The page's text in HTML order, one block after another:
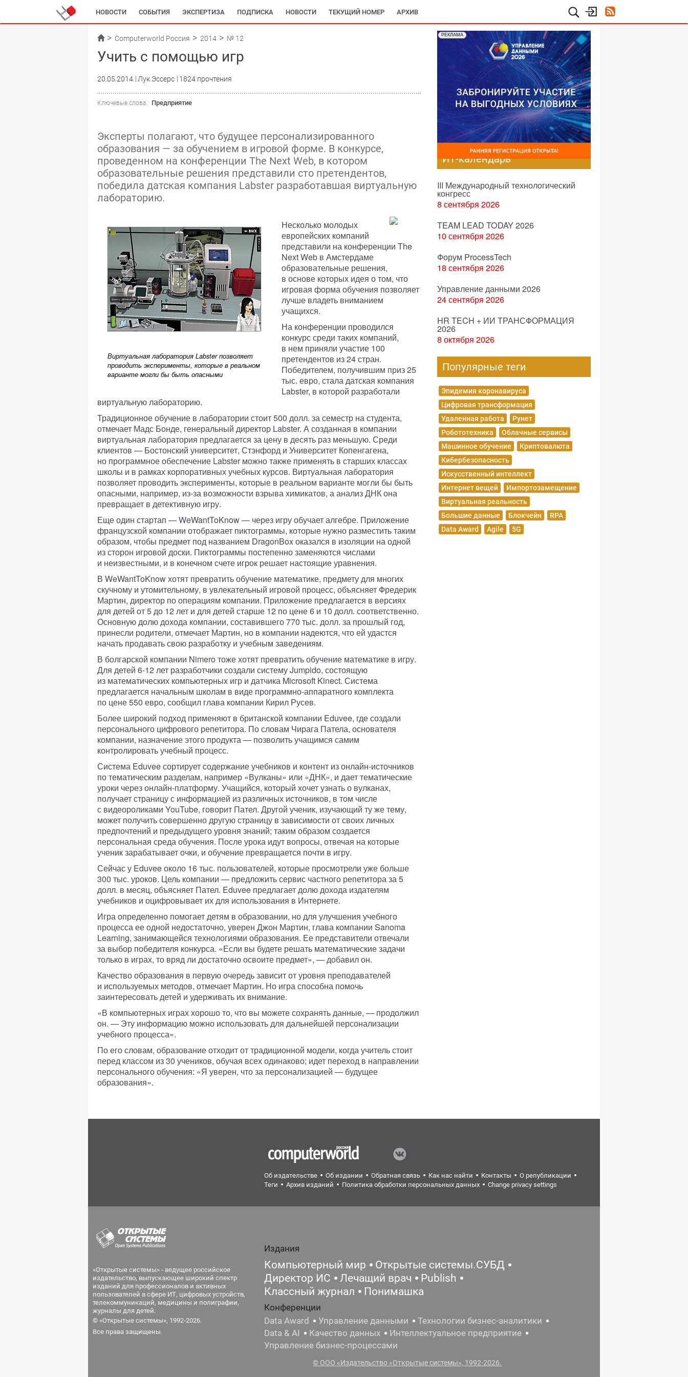
НОВОСТИ СОБЫТИЯ ЭКСПЕРТИЗА ПОДПИСКА НОВОСТИ ТЕКУЩИЙ НОМЕР АРХИВ
Computerworld Россия 2014 № 12
Учить с помощью игр
20.05.2014 Лук Эссерс 1824 прочтения
Ключевые слова : Предприятие
Эксперты полагают, что будущее персонализированного
образования — за обучением в игровой форме. В конкурсе,
проведенном на конференции The Next Web, в котором
образовательные решения представили сто претендентов,
победила датская компания Labster разработавшая виртуальную
лабораторию.
Виртуальная лаборатория Labster позволяет
проводить эксперименты, которые в реальном
варианте могли бы быть опасными
Несколько молодых
европейских компаний
представили на конференции The
Next Web в Амстердаме
образовательные решения,
в основе которых идея о том, что
игровая форма обучения позволяет
лучше владеть вниманием
учащихся.
На конференции проводился
конкурс среди таких компаний,
в нем приняли участие 100
претендентов из 24 стран.
Победителем, получившим приз 25
тыс. евро, стала датская компания
Labster, в которой разработали
виртуальную лабораторию.
Традиционное обучение в лаборатории стоит 500 долл. за семестр на студента,
отмечает Мадс Бонде, генеральный директор Labster. А созданная в компании
виртуальная лаборатория предлагается за цену в десять раз меньшую. Среди
клиентов — Бостонский университет, Стэнфорд и Университет Копенгагена,
но программное обеспечение Labster можно также применять в старших классах
школы и в рамках корпоративных учебных курсов. Виртуальная лаборатория
позволяет проводить эксперименты, которые в реальном варианте могли бы быть
опасными, например, из-за возможности взрыва химикатов, а анализ ДНК она
превращает в детективную игру.
Еще один стартап — WeWantToKnow — через игру обучает алгебре. Приложение
французской компании отображает пиктограммы, которые нужно разместить таким
образом, чтобы предмет под названием DragonBox оказался в изоляции на одной
из сторон игровой доски. Пиктограммы постепенно заменяются числами
и неизвестными, и в конечном счете игрок решает настоящие уравнения.
В WeWantToKnow хотят превратить обучение математике, предмету для многих
скучному и утомительному, в увлекательный игровой процесс, объясняет Фредерик
Мартин, директор по операциям компании. Приложение предлагается в версиях
для детей от 5 до 12 лет и для детей старше 12 по цене 6 и 10 долл. соответственно.
Основную долю дохода компании, составившего 770 тыс. долл. за прошлый год,
принесли родители, отмечает Мартин, но в компании надеются, что ей удастся
начать продавать свою разработку и учебным заведениям.
В болгарской компании Nimero тоже хотят превратить обучение математике в игру.
Для детей 6-12 лет разработчики создали систему Jumpido, состоящую
из математических компьютерных игр и датчика Microsoft Kinect. Система
предлагается начальным школам в виде программно-аппаратного комплекта
по цене 550 евро, сообщил глава компании Кирил Русев.
Более широкий подход применяют в британской компании Eduvee, где создали
персонального цифрового репетитора. По словам Чирага Патела, основателя
компании, назначение этого продукта — позволить учащимся самим
контролировать учебный процесс.
Система Eduvee сортирует содержание учебников и контент из онлайн-источников
по тематическим разделам, например «Вулканы» или «ДНК», и дает тематические
уроки через онлайн-платформу. Учащийся, который хочет узнать о вулканах,
получает страницу с информацией из различных источников, в том числе
с видеороликами YouTube, говорит Пател. Другой ученик, изучающий ту же тему,
может получить совершенно другую страницу в зависимости от своих личных
предпочтений и предыдущего уровня знаний; таким образом создается
персональная среда обучения. После урока идут вопросы, отвечая на которые
ученик зарабатывает очки, и обучение превращается почти в игру.
Сейчас у Eduvee около 16 тыс. пользователей, которые просмотрели уже больше
300 тыс. уроков. Цель компании — предложить сервис частного репетитора за 5
долл. в месяц, объясняет Пател. Eduvee предлагает долю дохода издателям
учебников и оцифровывает их для использования в Интернете.
Игра определенно помогает детям в образовании, но для улучшения учебного
процесса ее одной недостаточно, уверен Джон Мартин, глава компании Sanoma
Learning, занимающейся технологиями образования. Ее представители отвечали
за выбор победителя конкурса. «Если вы будете решать математические задачи
только в играх, то вряд ли достаточно освоите предмет», — добавил он.
Качество образования в первую очередь зависит от уровня преподавателей
и используемых методов, отмечает Мартин. Но игра способна помочь
заинтересовать детей и удерживать их внимание.
«В компьютерных играх хорошо то, что вы можете сохранять данные, — продолжил
он. — Эту информацию можно использовать для дальнейшей персонализации
учебного процесса».
По его словам, образование отходит от традиционной модели, когда учитель стоит
перед классом из 30 учеников, обучая всех одинаково; идет переход в направлении
персонального обучения: «Я уверен, что за персонализацией — будущее
образования».
РЕКЛАМА
ИТ-календарь
III Международный технологический
конгресс
8 сентября 2026
TEAM LEAD TODAY 2026
10 сентября 2026
Форум ProcessTech
18 сентября 2026
Управление данными 2026
24 сентября 2026
HR TECH + ИИ ТРАНСФОРМАЦИЯ
2026
8 октября 2026
Популярные теги
Эпидемия коронавируса
Цифровая трансформация
Удаленная работа
Рунет
Робототехника
Облачные сервисы
Машинное обучение
Криптовалюта
Кибербезопасность
Искусственный интеллект
Интернет вещей
Импортозамещение
Виртуальная реальность
Большие данные
Блокчейн
RPA
Data Award
Agile 5G
Об издательстве Об издании Обратная связь Как нас найти Контакты
О републикации
Теги
Архив изданий Политика обработки персональных данных Change privacy settings
«Открытые системы» - ведущее российское
издательство, выпускающее широкий спектр
изданий для профессионалов и активных
пользователей в сфере ИТ, цифровых устройств,
телекоммуникаций, медицины и полиграфии,
журналы для детей.
© «Открытые системы», 1992-2026.
Все права защищены.
Издания
Компьютерный мир
Открытые системы.СУБД
Директор ИС
Лечащий врач
Publish
Классный журнал
Понимашка
Конференции
Data Award
Управление данными
Технологии бизнес-аналитики
Data & AI
Качество данных
Интеллектуальное предприятие
Управление бизнес-процессами
© ООО «Издательство «Открытые системы», 1992-2026.